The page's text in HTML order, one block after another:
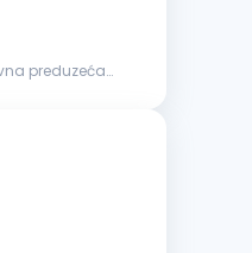
preduzeća